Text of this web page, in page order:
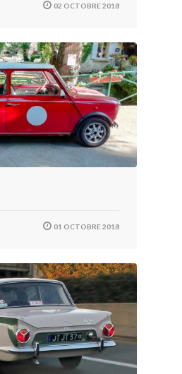
02 OCTOBRE 2018
01 OCTOBRE 2018